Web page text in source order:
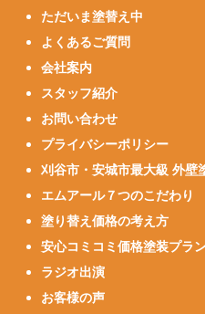
ただいま塗替え中
よくあるご質問
会社案内
スタッフ紹介
お問い合わせ
プライバシーポリシー
刈谷市・安城市最大級 外壁
エムアール７つのこだわり
塗り替え価格の考え方
安心コミコミ価格塗装プラ
ラジオ出演
お客様の声